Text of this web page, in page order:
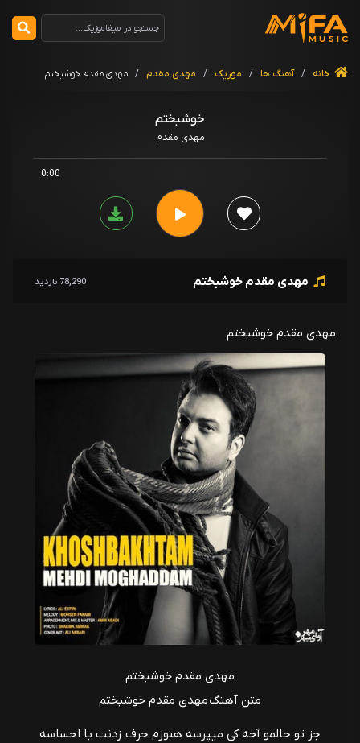
خانه / آهنگ ها / موزیک / مهدی مقدم / مهدی مقدم خوشبختم
خوشبختم
مهدی مقدم
0:00
مهدی مقدم خوشبختم 78,290 بازدید
مهدی مقدم خوشبختم
مهدی مقدم خوشبختم
متن آهنگ مهدی مقدم خوشبختم
جز تو حالمو آخه کی میپرسه هنوزم حرف زدنت با احساسه